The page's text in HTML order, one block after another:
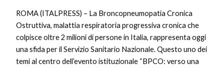
ROMA (ITALPRESS) – La Broncopneumopatia Cronica
Ostruttiva, malattia respiratoria progressiva cronica che
colpisce oltre 2 milioni di persone in Italia, rappresenta oggi
una sfida per il Servizio Sanitario Nazionale. Questo uno dei
temi al centro dell’evento istituzionale “BPCO: verso una